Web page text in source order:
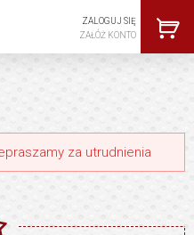
ZALOGUJ SIĘ
ZAŁÓŻ KONTO
za utrudnienia